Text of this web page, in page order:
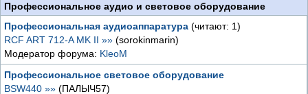
Профессиональное аудио и световое оборудование
Профессиональная аудиоаппаратура (читают: 1)
RCF ART 712-A MK II »» (sorokinmarin)
Модератор форума: KleoM
Профессиональное световое оборудование
BSW440 »» (ПАЛЫЧ57)